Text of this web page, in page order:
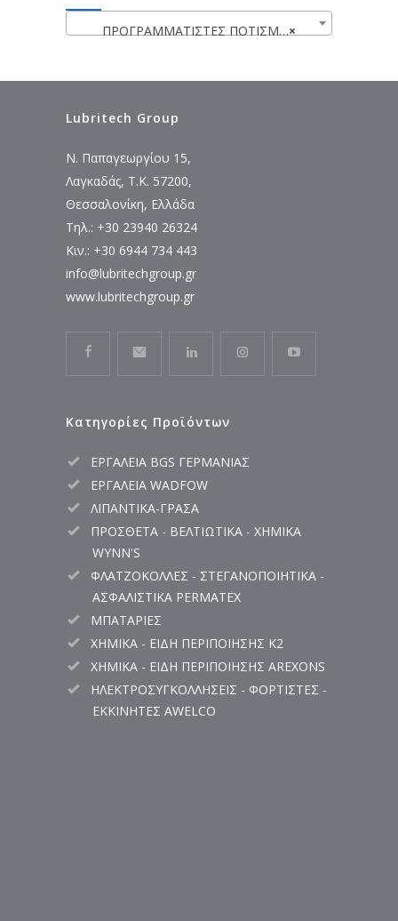
×
ΠΡΟΓΡΑΜΜΑΤΙΣΤΕΣ ΠΟΤΙΣΜΑΤΟΣ
Lubritech Group
Ν. Παπαγεωργίου 15,
Λαγκαδάς, Τ.Κ. 57200,
Θεσσαλονίκη, Ελλάδα
Τηλ.: +30 23940 26324
Κιν.: +30 6944 734 443
info@lubritechgroup.gr
www.lubritechgroup.gr
Κατηγορίες Προϊόντων
ΕΡΓΑΛΕΙΑ BGS ΓΕΡΜΑΝΙΑΣ
ΕΡΓΑΛΕΙΑ WADFOW
ΛΙΠΑΝΤΙΚΑ-ΓΡΑΣΑ
ΠΡΟΣΘΕΤΑ - ΒΕΛΤΙΩΤΙΚΑ - ΧΗΜΙΚΑ
WYNN'S
ΦΛΑΤΖΟΚΟΛΛΕΣ - ΣΤΕΓΑΝΟΠΟΙΗΤΙΚΑ -
ΑΣΦΑΛΙΣΤΙΚΑ PERMATEX
ΜΠΑΤΑΡΙΕΣ
ΧΗΜΙΚΑ - ΕΙΔΗ ΠΕΡΙΠΟΙΗΣΗΣ K2
ΧΗΜΙΚΑ - ΕΙΔΗ ΠΕΡΙΠΟΙΗΣΗΣ AREXONS
ΗΛΕΚΤΡΟΣΥΓΚΟΛΛΗΣΕΙΣ - ΦΟΡΤΙΣΤΕΣ -
ΕΚΚΙΝΗΤΕΣ AWELCO